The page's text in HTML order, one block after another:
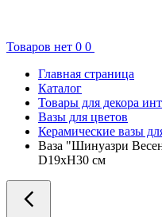
Товаров нет 0 0
Главная страница
Каталог
Товары для декора
Вазы для цветов
Керамические вазы
Ваза "Шинуазри
D19xH30 см